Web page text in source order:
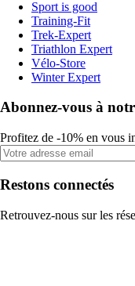
Sport is good
Training-Fit
Trek-Expert
Triathlon Expert
Vélo-Store
Winter Expert
Abonnez-vous à
Profitez de -10% en vous
Restons connectés
Retrouvez-nous sur les